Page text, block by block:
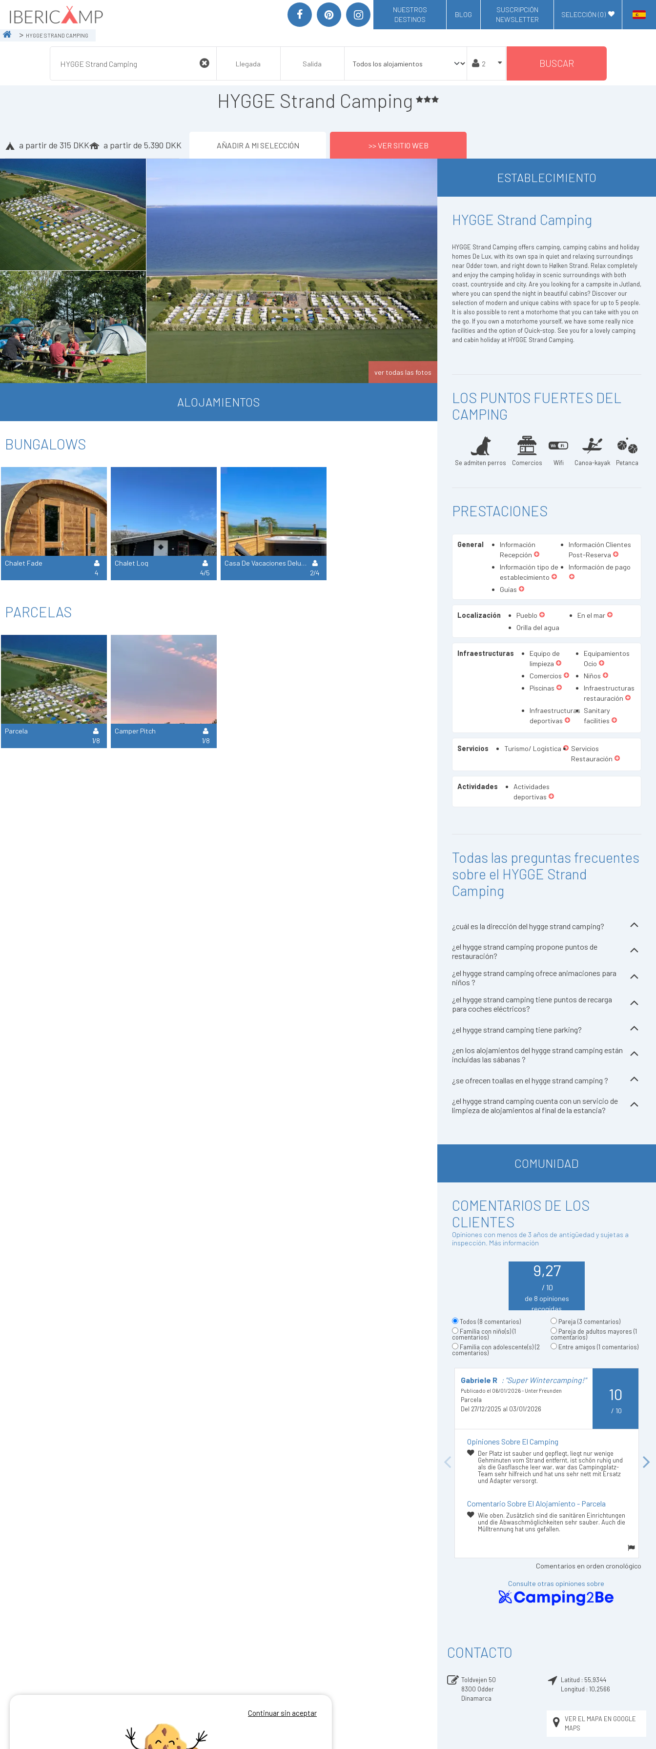
NUESTROS
DESTINOS
BLOG
SUSCRIPCIÓN
NEWSLETTER
SELECCIÓN (0)
HYGGE STRAND CAMPING
BUSCAR
HYGGE Strand Camping
a partir de 315 DKK a partir de 5.390 DKK AÑADIR A MI SELECCIÓN >> VER SITIO WEB
ver todas las fotos
ALOJAMIENTOS
BUNGALOWS
Chalet Fade
4
Chalet Log
4/5
Casa De Vacaciones Deluxe
2/4
PARCELAS
Parcela
1/8
Camper Pitch
1/8
ESTABLECIMIENTO
HYGGE Strand Camping
HYGGE Strand Camping offers camping, camping cabins and holiday
homes De Lux, with its own spa in quiet and relaxing surroundings
near Odder town, and right down to Hølken Strand. Relax completely
and enjoy the camping holiday in scenic surroundings with both
coast, countryside and city. Are you looking for a campsite in Jutland,
where you can spend the night in beautiful cabins? Discover our
selection of modern and unique cabins with space for up to 5 people.
It is also possible to rent a motorhome that you can take with you on
the go. If you own a motorhome yourself, we have some really nice
facilities and the option of Quick-stop. See you for a lovely camping
and cabin holiday at HYGGE Strand Camping.
LOS PUNTOS FUERTES DEL
CAMPING
Se admiten perros Comercios Wifi Canoa-kayak Petanca
PRESTACIONES
General
Información
Recepción
Información Clientes
Post-Reserva
Información tipo de
establecimiento
Información de pago
Guías
Localización Pueblo
En el mar
Orilla del agua
Infraestructuras
Equipo de
limpieza
Equipamientos
Ocio
Comercios
Niños
Piscinas
Infraestructuras
restauración
Infraestructuras
deportivas
Sanitary
facilities
Servicios Turismo/ Logística
Servicios
Restauración
Actividades
Actividades
deportivas
Todas las preguntas frecuentes
sobre el HYGGE Strand
Camping
¿cuál es la dirección del hygge strand camping?
¿el hygge strand camping propone puntos de
restauración?
¿el hygge strand camping ofrece animaciones para
niños ?
¿el hygge strand camping tiene puntos de recarga
para coches eléctricos?
¿el hygge strand camping tiene parking?
¿en los alojamientos del hygge strand camping están
incluidas las sábanas ?
¿se ofrecen toallas en el hygge strand camping ?
¿el hygge strand camping cuenta con un servicio de
limpieza de alojamientos al final de la estancia?
COMUNIDAD
COMENTARIOS DE LOS
CLIENTES
Opiniones con menos de 3 años de antigüedad y sujetas a
inspección. Más información
9,27
/ 10
de 8 opiniones
recogidas
Todos (8 comentarios)
Familia con niño(s)(1
comentarios)
Familia con adolescente(s)(2
comentarios)
Pareja (3 comentarios)
Pareja de adultos mayores (1
comentarios)
Entre amigos (1 comentarios)
Previous
Gabriele R : "Super Wintercamping!"
Publicado el 06/01/2026 - Unter Freunden
Parcela
Del 27/12/2025 al 03/01/2026
10
/ 10
Opiniones Sobre El Camping
Der Platz ist sauber und gepflegt, liegt nur wenige
Gehminuten vom Strand entfernt, ist schön ruhig und
als die Gasflasche leer war, war das Campingplatz-
Team sehr hilfreich und hat uns sehr nett mit Ersatz
und Adapter versorgt.
Comentario Sobre El Alojamiento - Parcela
Wie oben. Zusätzlich sind die sanitären Einrichtungen
und die Abwaschmöglichkeiten sehr sauber. Auch die
Mülltrennung hat uns gefallen.
Next
Comentarios en orden cronológico
Consulte otras opiniones sobre
CONTACTO
Toldvejen 50
8300 Odder
Dinamarca
Latitud : 55,9344
Longitud : 10,2566
VER EL MAPA EN GOOGLE
MAPS
Continuar sin aceptar